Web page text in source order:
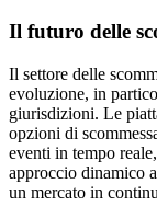
Il futuro delle
Il settore delle
evoluzione, in
giurisdizioni. Le
opzioni di
eventi in tempo
approccio dinamico
un mercato in